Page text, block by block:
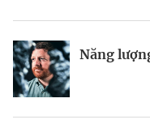
Năng
Nếu biết
công ty tốt
Kết nối